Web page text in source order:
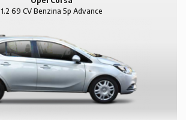
1.2 69 CV Benzina 5p Advance